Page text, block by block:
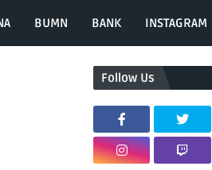
BUMN BANK INSTAGRAM
Follow Us